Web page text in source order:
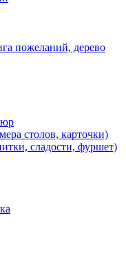
пожеланий, дерево
столов, карточки)
сладости, фуршет)